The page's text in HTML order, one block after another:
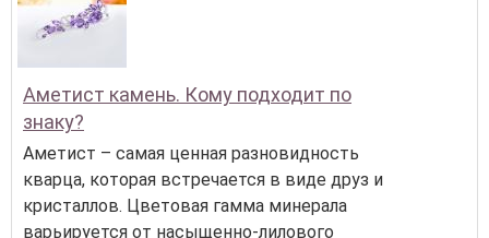
Аметист камень. Кому подходит по
знаку?
Аметист – самая ценная разновидность
кварца, которая встречается в виде друз и
кристаллов. Цветовая гамма минерала
варьируется от насыщенно-лилового